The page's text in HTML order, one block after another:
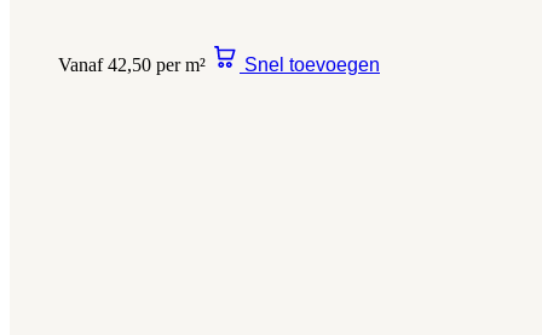
Vanaf 42,50 per m² Snel toevoegen